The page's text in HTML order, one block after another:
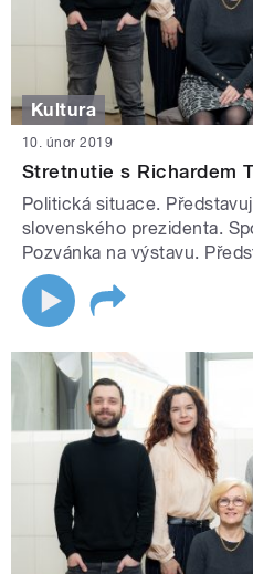
Kultura
10. únor 2019
Stretnutie s Richardem
Politická situace.
slovenského prezidenta.
Pozvánka na výstavu.